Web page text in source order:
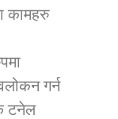
कामहरु
गर्न
टनेल